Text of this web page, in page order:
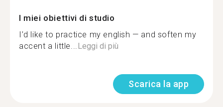
I miei obiettivi di studio
I’d like to practice my english — and soften my
accent a little...Leggi di più
Scarica la app